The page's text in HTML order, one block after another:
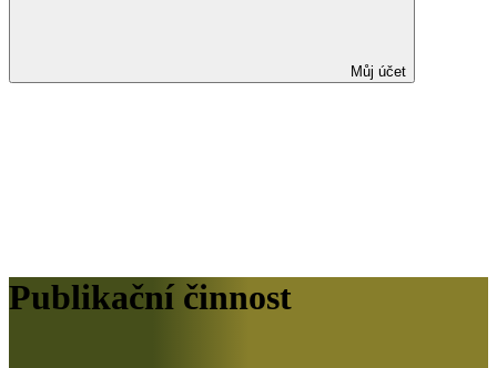
Můj účet
Publikační činnost